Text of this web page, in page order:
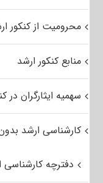
محرومیت از کنکور
منابع کنکور ارشد
سهمیه ایثارگران در
کارشناسی ارشد بدون
دفترچه کارشناسی